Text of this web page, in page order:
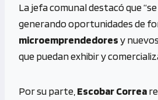
La jefa comunal destacó que
generando oportunidades de
microemprendedoresy
que puedan exhibir y
Por su parte, Escobar Correa